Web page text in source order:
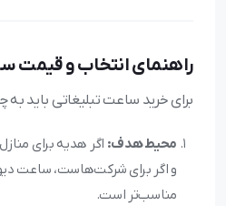
راهنمای انتخاب و قیمت
برای خرید ساعت تبلیغاتی باید به
محیط هدف: اگر هدیه برای
و اگر برای شرکت‌هاست، ساعت
مناسب‌تر است.